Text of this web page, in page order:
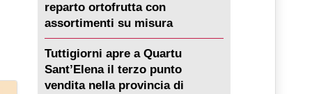
reparto ortofrutta con
assortimenti su misura
Tuttigiorni apre a Quartu
Sant’Elena il terzo punto
vendita nella provincia di